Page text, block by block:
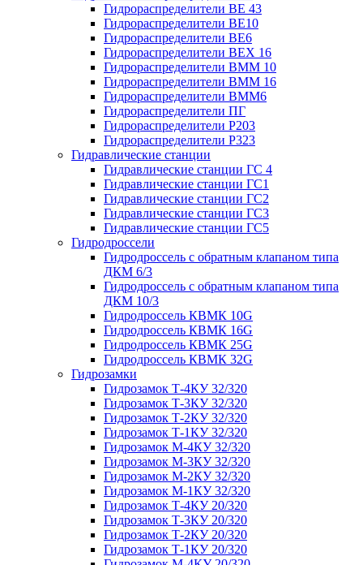
Гидрораспределители ВЕ 43
Гидрораспределители ВЕ10
Гидрораспределители ВЕ6
Гидрораспределители ВЕХ 16
Гидрораспределители ВММ 10
Гидрораспределители ВММ 16
Гидрораспределители ВММ6
Гидрораспределители ПГ
Гидрораспределители Р203
Гидрораспределители Р323
Гидравлические станции
Гидравлические станции ГС 4
Гидравлические станции ГС1
Гидравлические станции ГС2
Гидравлические станции ГС3
Гидравлические станции ГС5
Гидродроссели
Гидродроссель с обратным клапаном типа
ДКМ 6/3
Гидродроссель с обратным клапаном типа
ДКМ 10/3
Гидродроссель КВМК 10G
Гидродроссель КВМК 16G
Гидродроссель КВМК 25G
Гидродроссель КВМК 32G
Гидрозамки
Гидрозамок Т-4КУ 32/320
Гидрозамок Т-3КУ 32/320
Гидрозамок Т-2КУ 32/320
Гидрозамок Т-1КУ 32/320
Гидрозамок М-4КУ 32/320
Гидрозамок М-3КУ 32/320
Гидрозамок М-2КУ 32/320
Гидрозамок М-1КУ 32/320
Гидрозамок Т-4КУ 20/320
Гидрозамок Т-3КУ 20/320
Гидрозамок Т-2КУ 20/320
Гидрозамок Т-1КУ 20/320